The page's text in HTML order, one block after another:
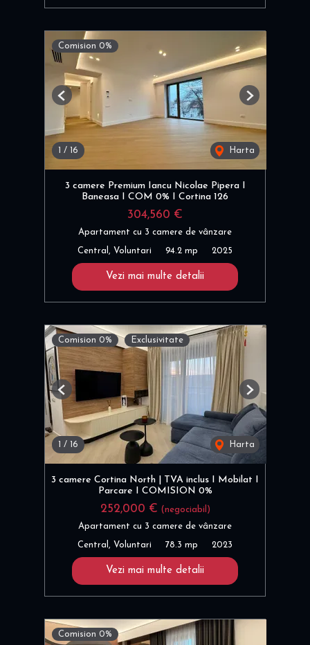
Comision 0%
/ 16 Harta
Previous Next
3 camere Premium Iancu Nicolae Pipera I
Baneasa I COM 0% I Cortina 126
304,560 €
Apartament cu 3 camere de vânzare
Central, Voluntari 94.2 mp 2025
Vezi mai multe detalii
Comision 0% Exclusivitate
1 / 16 Harta
Previous Next
3 camere Cortina North | TVA inclus I Mobilat I
Parcare I COMISION 0%
252,000 € (negociabil)
Apartament cu 3 camere de vânzare
Central, Voluntari 78.3 mp 2023
Vezi mai multe detalii
Comision 0%